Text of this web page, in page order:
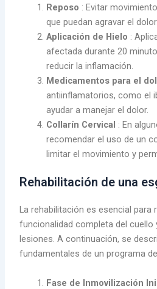
Reposo : Evitar
que puedan agravar el dolor.
Aplicación de Hielo :
afectada durante 20
reducir la inflamación.
Medicamentos para el
antiinflamatorios, como el
ayudar a manejar el dolor.
Collarín Cervical : En
recomendar el uso de un
limitar el movimiento y
Rehabilitación de una
La rehabilitación es esencial para
funcionalidad completa del cuello
lesiones. A continuación, se
fundamentales de un programa
Fase de Inmovilización